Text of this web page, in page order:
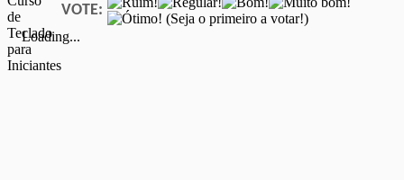
VOTE:
(Seja o primeiro a votar!)
Loading...